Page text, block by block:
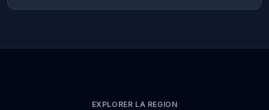
EXPLORER LA REGION